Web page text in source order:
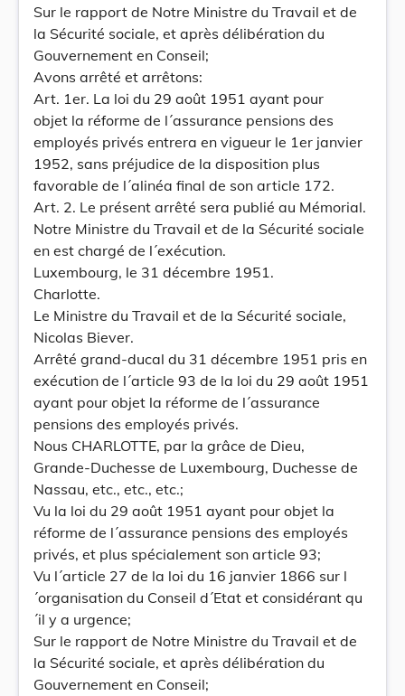
Sur le rapport de Notre Ministre du Travail et de
la Sécurité sociale, et après délibération du
Gouvernement en Conseil;
Avons arrêté et arrêtons:
Art. 1er. La loi du 29 août 1951 ayant pour
objet la réforme de l´assurance pensions des
employés privés entrera en vigueur le 1er janvier
1952, sans préjudice de la disposition plus
favorable de l´alinéa final de son article 172.
Art. 2. Le présent arrêté sera publié au Mémorial.
Notre Ministre du Travail et de la Sécurité sociale
en est chargé de l´exécution.
Luxembourg, le 31 décembre 1951.
Charlotte.
Le Ministre du Travail et de la Sécurité sociale,
Nicolas Biever.
Arrêté grand-ducal du 31 décembre 1951 pris en
exécution de l´article 93 de la loi du 29 août 1951
ayant pour objet la réforme de l´assurance
pensions des employés privés.
Nous CHARLOTTE, par la grâce de Dieu,
Grande-Duchesse de Luxembourg, Duchesse de
Nassau, etc., etc., etc.;
Vu la loi du 29 août 1951 ayant pour objet la
réforme de l´assurance pensions des employés
privés, et plus spécialement son article 93;
Vu l´article 27 de la loi du 16 janvier 1866 sur l
´organisation du Conseil d´Etat et considérant qu
´il y a urgence;
Sur le rapport de Notre Ministre du Travail et de
la Sécurité sociale, et après délibération du
Gouvernement en Conseil;